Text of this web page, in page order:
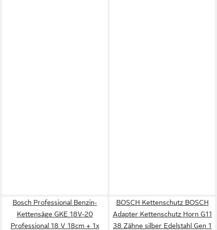
Bosch Professional Benzin-
Kettensäge GKE 18V-20
Professional 18 V 18cm + 1x
BOSCH Kettenschutz BOSCH
Adapter Kettenschutz Horn G11
38 Zähne silber Edelstahl Gen 1